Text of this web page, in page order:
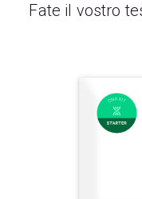
Fate il vostro